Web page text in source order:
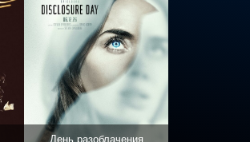
День разоблачения